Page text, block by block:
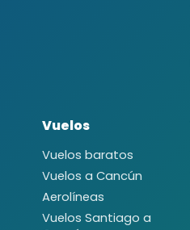
Vuelos
Vuelos baratos
Vuelos a Cancún
Aerolíneas
Vuelos Santiago a